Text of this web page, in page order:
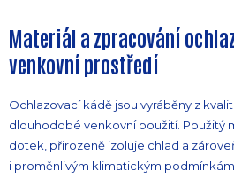
Materiál a zpracování
venkovní prostředí
Ochlazovací kádě jsou vyráběny z
dlouhodobé venkovní použití. Použitý
dotek, přirozeně izoluje chlad a
i proměnlivým klimatickým podmínkám.